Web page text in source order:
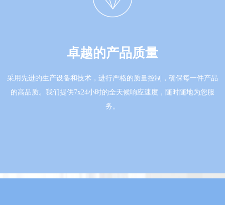
卓越的产品质量
采用先进的生产设备和技术，进行严格的质量控制，确保每一件产品
的高品质。我们提供7x24小时的全天候响应速度，随时随地为您服
务。